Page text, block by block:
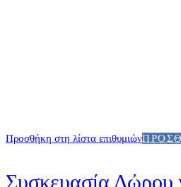
Προσθήκη στη λίστα επιθυμιών
Συσκευασία Δώρου